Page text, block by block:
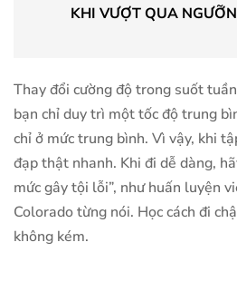
KHI VƯỢT QUA
Thay đổi cường độ trong suốt
bạn chỉ duy trì một tốc độ trung
chỉ ở mức trung bình. Vì vậy, khi
đạp thật nhanh. Khi đi dễ dàng,
mức gây tội lỗi”, như huấn luyện
Colorado từng nói. Học cách đi
không kém.